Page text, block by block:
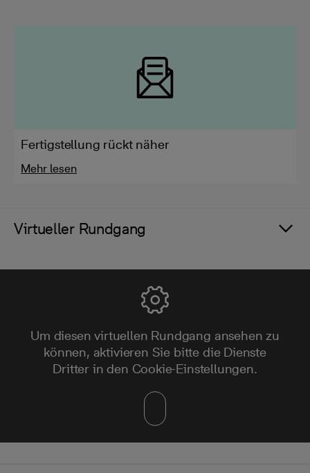
Fertigstellung rückt näher
Mehr lesen
Virtueller Rundgang
Um diesen virtuellen Rundgang ansehen zu
können, aktivieren Sie bitte die Dienste
Dritter in den Cookie-Einstellungen.